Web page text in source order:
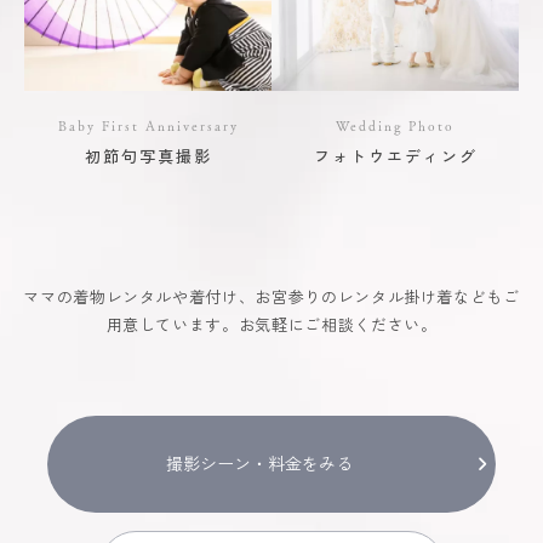
Baby First Anniversary
初節句写真撮影
Wedding Photo
フォトウエディング
ママの着物レンタルや着付け、お宮参りのレンタル掛け着などもご
用意しています。お気軽にご相談ください。
撮影シーン・料金をみる